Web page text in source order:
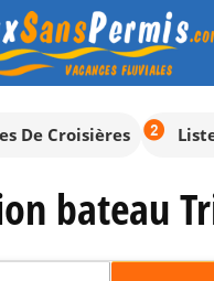
De Croisières
bateau